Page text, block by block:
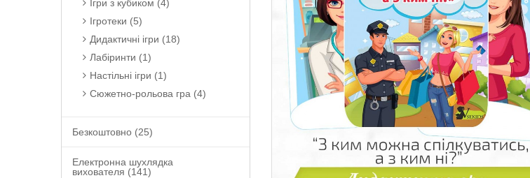
Ігри з кубиком (4)
Ігротеки (5)
Дидактичні ігри (18)
Лабіринти (1)
Настільні ігри (1)
Сюжетно-рольова гра (4)
Безкоштовно (25)
Електронна шухлядка
вихователя (141)